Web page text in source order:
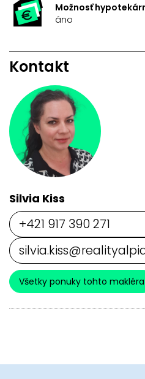
Možnosť
áno
Kontakt
Silvia Kiss
+421 917 390 271
Všetky ponuky tohto makléra